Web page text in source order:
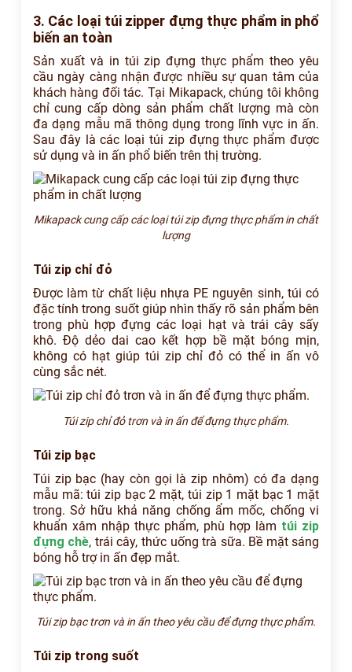
3. Các loại túi zipper đựng thực phẩm in phổ
biến an toàn
Sản xuất và in túi zip đựng thực phẩm theo yêu
cầu ngày càng nhận được nhiều sự quan tâm của
khách hàng đối tác. Tại Mikapack, chúng tôi không
chỉ cung cấp dòng sản phẩm chất lượng mà còn
đa dạng mẫu mã thông dụng trong lĩnh vực in ấn.
Sau đây là các loại túi zip đựng thực phẩm được
sử dụng và in ấn phổ biến trên thị trường.
Mikapack cung cấp các loại túi zip đựng thực phẩm in chất
lượng
Túi zip chỉ đỏ
Được làm từ chất liệu nhựa PE nguyên sinh, túi có
đặc tính trong suốt giúp nhìn thấy rõ sản phẩm bên
trong phù hợp đựng các loại hạt và trái cây sấy
khô. Độ dẻo dai cao kết hợp bề mặt bóng mịn,
không có hạt giúp túi zip chỉ đỏ có thể in ấn vô
cùng sắc nét.
Túi zip chỉ đỏ trơn và in ấn để đựng thực phẩm.
Túi zip bạc
Túi zip bạc (hay còn gọi là zip nhôm) có đa dạng
mẫu mã: túi zip bạc 2 mặt, túi zip 1 mặt bạc 1 mặt
trong. Sở hữu khả năng chống ẩm mốc, chống vi
khuẩn xâm nhập thực phẩm, phù hợp làm túi zip
đựng chè, trái cây, thức uống trà sữa. Bề mặt sáng
bóng hỗ trợ in ấn đẹp mắt.
Túi zip bạc trơn và in ấn theo yêu cầu để đựng thực phẩm.
Túi zip trong suốt